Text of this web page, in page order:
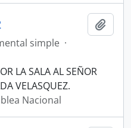
simple ·
LA SALA AL SEÑOR
VELASQUEZ.
Nacional